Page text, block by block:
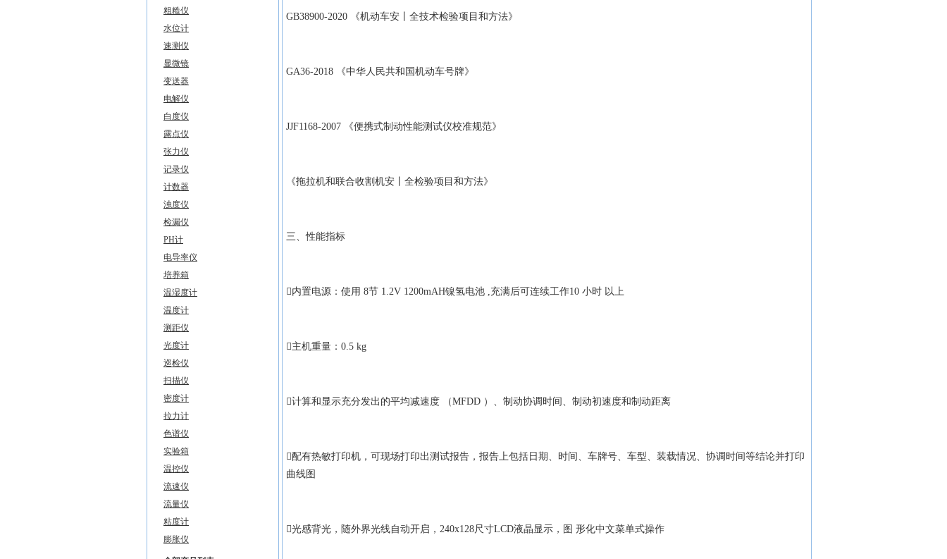
粗糙仪
水位计
速测仪
显微镜
变送器
电解仪
白度仪
露点仪
张力仪
记录仪
计数器
浊度仪
检漏仪
PH计
电导率仪
培养箱
温湿度计
温度计
测距仪
光度计
巡检仪
扫描仪
密度计
拉力计
色谱仪
实验箱
温控仪
流速仪
流量仪
粘度计
膨胀仪
GB38900-2020 《机动车安丨全技术检验项目和方法》
GA36-2018 《中华人民共和国机动车号牌》
JJF1168-2007 《便携式制动性能测试仪校准规范》
《拖拉机和联合收割机安丨全检验项目和方法》
三、性能指标
内置电源：使用 8节 1.2V 1200mAH镍氢电池 ,充满后可连续工作10 小时 以上
主机重量：0.5 kg
计算和显示充分发出的平均减速度 （MFDD ）、制动协调时间、制动初速度和制动距离
配有热敏打印机，可现场打印出测试报告，报告上包括日期、时间、车牌号、车型、装载情况、协调时间等结论并打印
曲线图
光感背光，随外界光线自动开启，240x128尺寸LCD液晶显示，图 形化中文菜单式操作